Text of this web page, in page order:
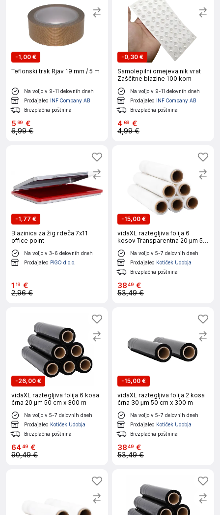
-1,00 €
Teflonski trak Rjav 19 mm / 5 m
Na voljo v 9-11 delovnih dneh
Prodajalec INF Company AB
Brezplačna poštnina
5 99 €
6,99 €
-0,30 €
Samolepilni omejevalnik vrat
Zaščitne blazine 100 kom
Na voljo v 9-11 delovnih dneh
Prodajalec INF Company AB
Brezplačna poštnina
4 69 €
4,99 €
-1,77 €
Blazinica za žig rdeča 7x11
office point
Na voljo v 3-6 delovnih dneh
Prodajalec PIGO d.o.o.
1 19 €
2,96 €
-15,00 €
vidaXL raztegljiva folija 6
kosov Transparentna 20 μm 50
cm x 150 m
Na voljo v 5-7 delovnih dneh
Prodajalec Kotiček Udobja
Brezplačna poštnina
3849 €
53,49 €
-26,00 €
vidaXL raztegljiva folija 6 kosa
črna 20 μm 50 cm x 300 m
Na voljo v 5-7 delovnih dneh
Prodajalec Kotiček Udobja
Brezplačna poštnina
6449 €
90,49 €
-15,00 €
vidaXL raztegljiva folija 2 kosa
črna 30 μm 50 cm x 300 m
Na voljo v 5-7 delovnih dneh
Prodajalec Kotiček Udobja
Brezplačna poštnina
3849 €
53,49 €